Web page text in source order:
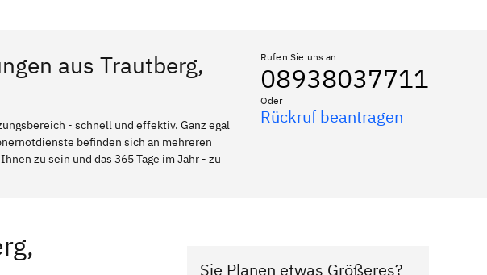
aus Trautberg,
- schnell und effektiv. Ganz egal
befinden sich an mehreren
zu sein und das 365 Tage im Jahr - zu
Rufen Sie uns an
08938037711
Oder
Rückruf beantragen
Sie Planen etwas Größeres?